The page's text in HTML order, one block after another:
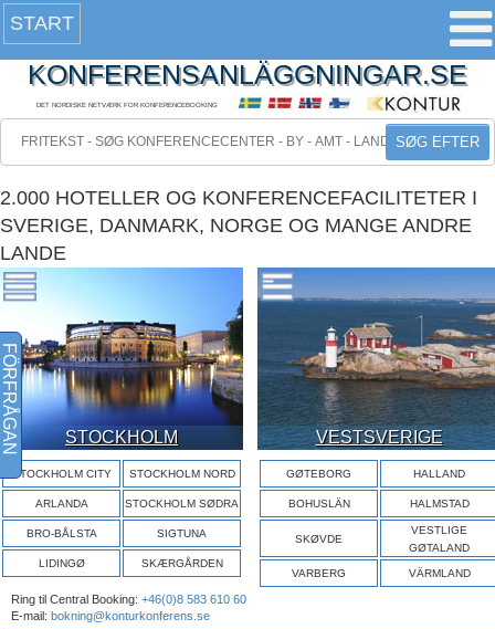
START
KONFERENSANLÄGGNINGAR.SE
DET NORDISKE NETVÆRK FOR KONFERENCEBOOKING
SØG EFTER
2.000 HOTELLER OG KONFERENCEFACILITETER I
SVERIGE, DANMARK, NORGE OG MANGE ANDRE
LANDE
STOCKHOLM
STOCKHOLM CITY STOCKHOLM NORD
ARLANDA STOCKHOLM SØDRA
BRO-BÅLSTA SIGTUNA
LIDINGØ SKÆRGÅRDEN
VESTSVERIGE
GØTEBORG HALLAND
BOHUSLÄN HALMSTAD
SKØVDE
VESTLIGE
GØTALAND
VARBERG VÄRMLAND
Ring til Central Booking: +46(0)8 583 610 60
E-mail: bokning@konturkonferens.se
FÖRFRÅGAN